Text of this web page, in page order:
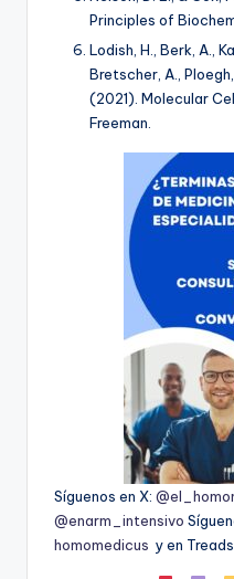
Principles of
Lodish, H., Berk, A.,
Bretscher, A., Ploegh,
(2021). Molecular
Freeman.
Síguenos en X:
@enarm_intensivo
homomedicus y en